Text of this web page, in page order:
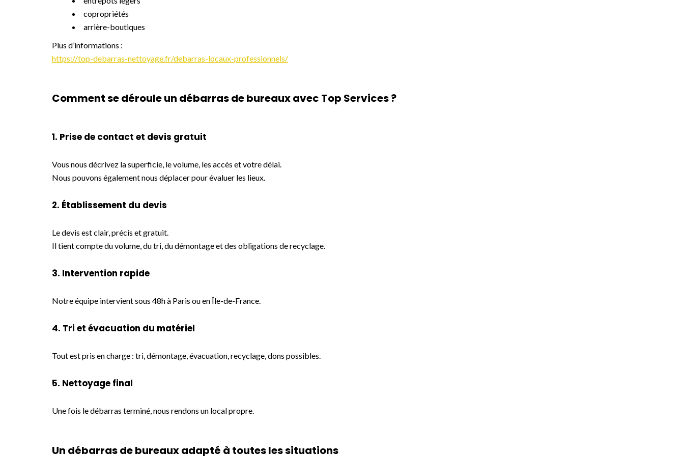
copropriétés
arrière-boutiques
Plus d’informations :
https://top-debarras-nettoyage.fr/debarras-locaux-professionnels/
Comment se déroule un débarras de bureaux avec Top Services ?
1. Prise de contact et devis gratuit
Vous nous décrivez la superficie, le volume, les accès et votre délai.
Nous pouvons également nous déplacer pour évaluer les lieux.
2. Établissement du devis
Le devis est clair, précis et gratuit.
Il tient compte du volume, du tri, du démontage et des obligations de recyclage.
3. Intervention rapide
Notre équipe intervient sous 48h à Paris ou en Île-de-France.
4. Tri et évacuation du matériel
Tout est pris en charge : tri, démontage, évacuation, recyclage, dons possibles.
5. Nettoyage final
Une fois le débarras terminé, nous rendons un local propre.
Un débarras de bureaux adapté à toutes les situations